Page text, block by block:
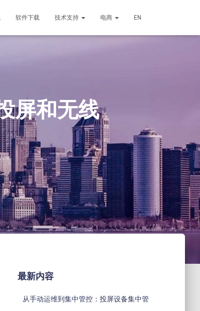
软件下载 技术支持 电商 EN
屏和无线
最新内容
从手动运维到集中管控：投屏设备集中管